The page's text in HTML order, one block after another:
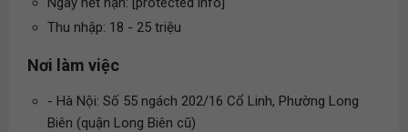
Thu nhập: 18 - 25 triệu
Nơi làm việc
- Hà Nội: Số 55 ngách 202/16 Cổ Linh, Phường Long
Biên (quận Long Biên cũ)